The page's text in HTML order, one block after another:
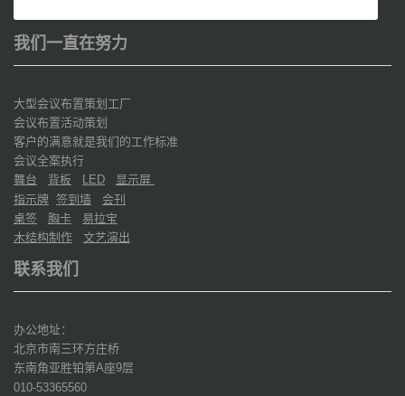
我们一直在努力
大型会议布置策划工厂
会议布置活动策划
客户的满意就是我们的工作标准
会议全案执行
舞台
背板 LED
显示屏
指示牌 签到墙
会刊
桌签
胸卡
易拉宝
木结构制作
文艺演出
联系我们
办公地址：
北京市南三环方庄桥
东南角亚胜铂第A座9层
010-53365560